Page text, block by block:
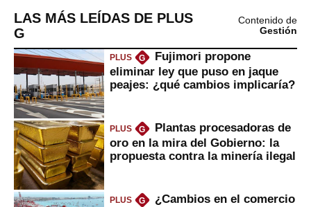
LAS MÁS LEÍDAS DE PLUS
G
Contenido de
Gestión
PLUS G
Fujimori propone
eliminar ley que puso en jaque
peajes: ¿qué cambios implicaría?
PLUS G
Plantas procesadoras de
oro en la mira del Gobierno: la
propuesta contra la minería ilegal
PLUS G
¿Cambios en el comercio